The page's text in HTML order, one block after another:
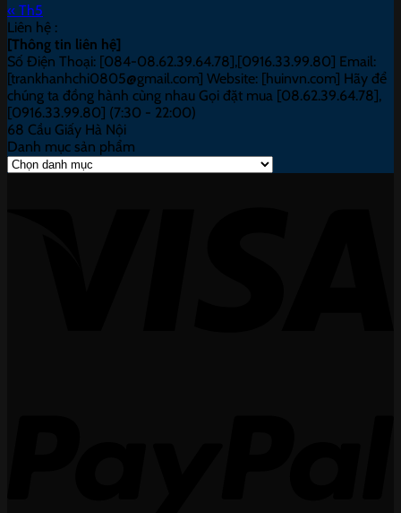
« Th5
Liên hệ :
[Thông tin liên hệ]
Số Điện Thoại: [084-08.62.39.64.78],[0916.33.99.80] Email:
[trankhanhchi0805@gmail.com] Website: [huinvn.com] Hãy để
chúng ta đồng hành cùng nhau Gọi đặt mua [08.62.39.64.78],
[0916.33.99.80] (7:30 - 22:00)
68 Cầu Giấy Hà Nội
Danh mục sản phẩm